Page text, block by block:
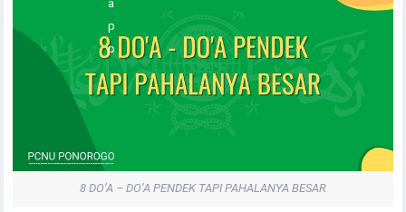
8 DO’A – DO’A PENDEK TAPI PAHALANYA BESAR